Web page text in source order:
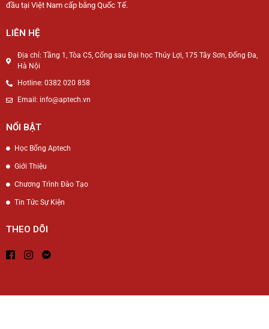
đầu tại Việt Nam cấp bằng Quốc Tế.
LIÊN HỆ
Địa chỉ: Tầng 1, Tòa C5, Cổng sau Đại học Thủy Lợi, 175 Tây Sơn, Đống Đa,
Hà Nội
Hotline: 0382 020 858
Email: info@aptech.vn
NỔI BẬT
Học Bổng Aptech
Giới Thiệu
Chương Trình Đào Tạo
Tin Tức Sự Kiện
THEO DÕI